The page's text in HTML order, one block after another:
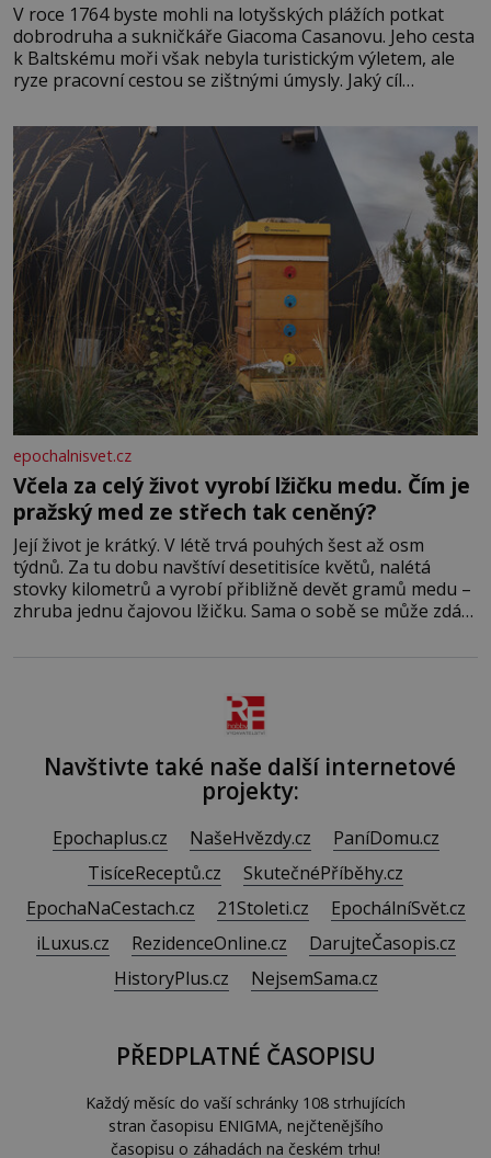
V roce 1764 byste mohli na lotyšských plážích potkat
dobrodruha a sukničkáře Giacoma Casanovu. Jeho cesta
k Baltskému moři však nebyla turistickým výletem, ale
ryze pracovní cestou se zištnými úmysly. Jaký cíl
lotyšské Rigy? Casanova v Pobaltí kontaktoval tamní
zednářské lóže. Nebyl v této oblasti žádným nováčkem,
protože do zednářské
epochalnisvet.cz
Včela za celý život vyrobí lžičku medu. Čím je
pražský med ze střech tak ceněný?
Její život je krátký. V létě trvá pouhých šest až osm
týdnů. Za tu dobu navštíví desetitisíce květů, nalétá
stovky kilometrů a vyrobí přibližně devět gramů medu –
zhruba jednu čajovou lžičku. Sama o sobě se může zdát
Navštivte také naše další internetové
projekty:
Epochaplus.cz NašeHvězdy.cz
PaníDomu.cz
TisíceReceptů.cz
SkutečnéPříběhy.cz
EpochaNaCestach.cz
21Stoleti.cz
EpochálníSvět.cz
iLuxus.cz
RezidenceOnline.cz
DarujteČasopis.cz
HistoryPlus.cz
NejsemSama.cz
PŘEDPLATNÉ ČASOPISU
Každý měsíc do vaší schránky 108 strhujících
stran časopisu ENIGMA, nejčtenějšího
časopisu o záhadách na českém trhu!